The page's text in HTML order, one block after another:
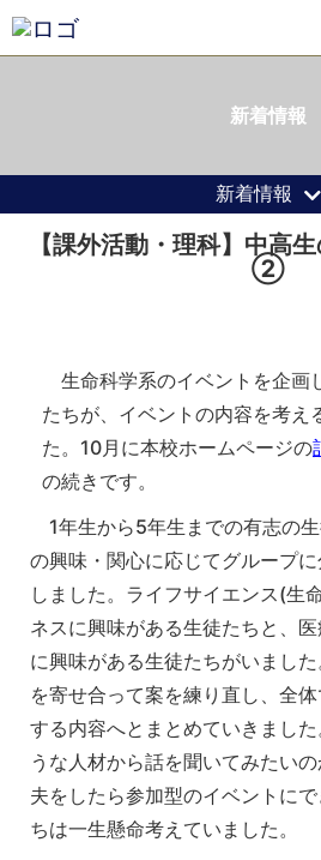
新着情報
新着情報
【課外活動・理科】中高
②
生命科学系のイベントを企画
たちが、イベントの内容を考え
た。10月に本校ホームページの
の続きです。
1年生から5年生までの有志の
の興味・関心に応じてグループ
しました。ライフサイエンス(生
ネスに興味がある生徒たちと、
に興味がある生徒たちがいまし
を寄せ合って案を練り直し、全
する内容へとまとめていきまし
うな人材から話を聞いてみたい
夫をしたら参加型のイベントに
ちは一生懸命考えていました。